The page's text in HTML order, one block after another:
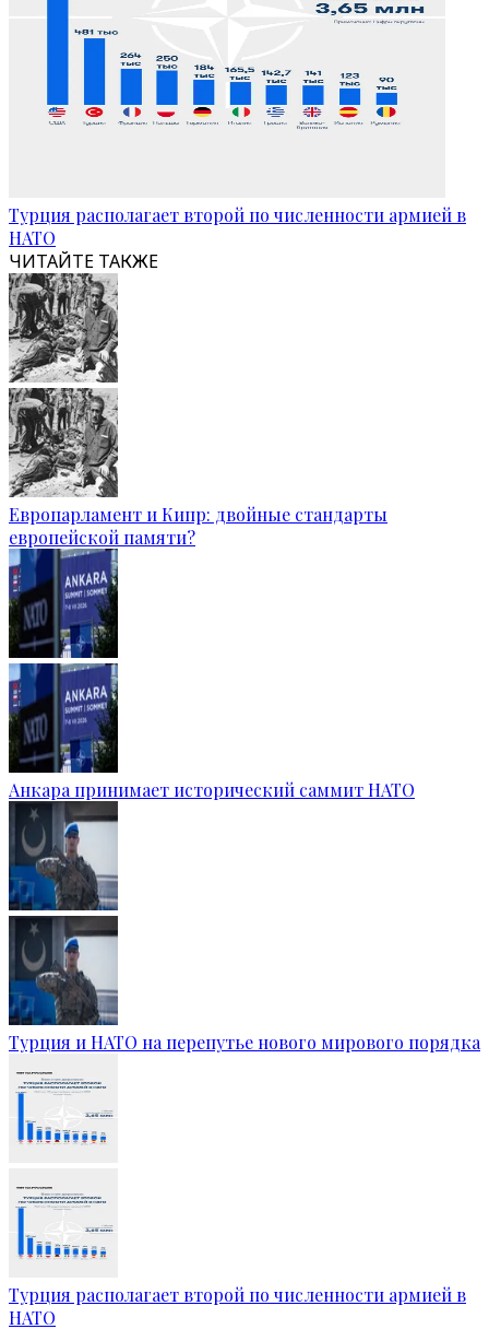
Турция располагает второй по численности армией в
НАТО
ЧИТАЙТЕ ТАКЖЕ
Европарламент и Кипр: двойные стандарты
европейской памяти?
Анкара принимает исторический саммит НАТО
Турция и НАТО на перепутье нового мирового порядка
Турция располагает второй по численности армией в
НАТО